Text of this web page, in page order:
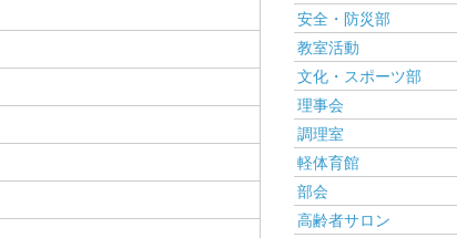
安全・防災部
教室活動
文化・スポーツ部
理事会
調理室
軽体育館
部会
高齢者サロン